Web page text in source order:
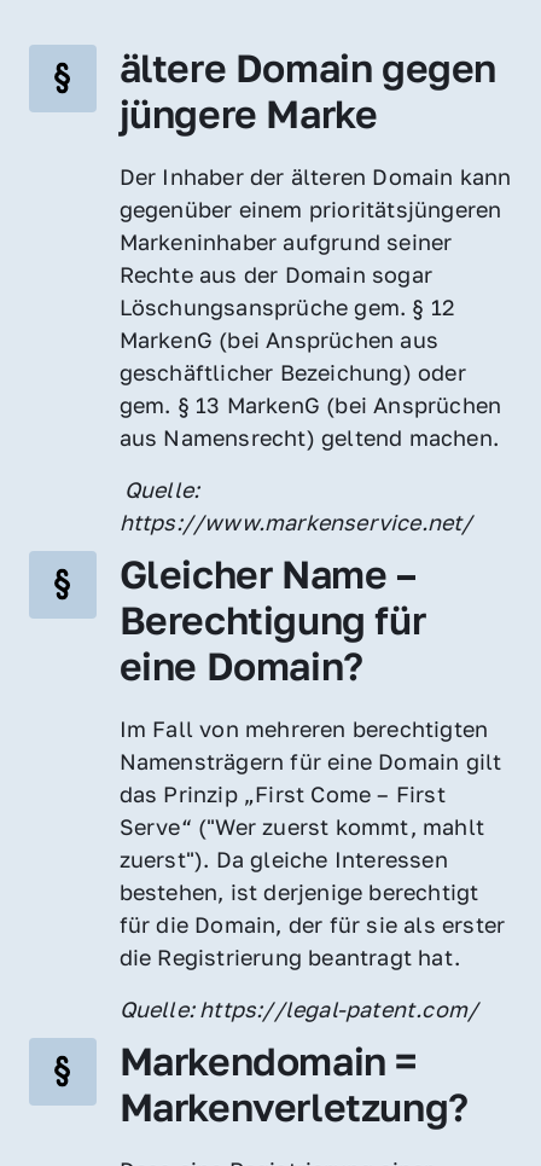
ältere Domain gegen
jüngere Marke
Der Inhaber der älteren Domain kann
gegenüber einem prioritätsjüngeren
Markeninhaber aufgrund seiner
Rechte aus der Domain sogar
Löschungsansprüche gem. § 12
MarkenG (bei Ansprüchen aus
geschäftlicher Bezeichung) oder
gem. § 13 MarkenG (bei Ansprüchen
aus Namensrecht) geltend machen.
https://www.markenservice.net/
Gleicher Name –
Berechtigung für
eine Domain?
Im Fall von mehreren berechtigten
Namensträgern für eine Domain gilt
das Prinzip „First Come – First
Serve“ ("Wer zuerst kommt, mahlt
zuerst"). Da gleiche Interessen
bestehen, ist derjenige berechtigt
für die Domain, der für sie als erster
die Registrierung beantragt hat.
Quelle: https://legal-patent.com/
Markendomain =
Markenverletzung?